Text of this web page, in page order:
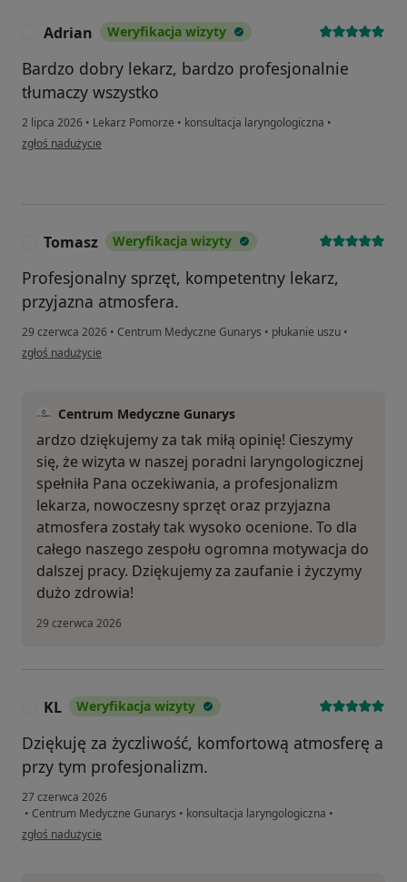
Adrian Weryfikacja wizyty
Bardzo dobry lekarz, bardzo profesjonalnie
tłumaczy wszystko
2 lipca 2026 • Lekarz Pomorze • konsultacja laryngologiczna •
w opinii użytkownika Adrian
zgłoś nadużycie
Tomasz Weryfikacja wizyty
Profesjonalny sprzęt, kompetentny lekarz,
przyjazna atmosfera.
29 czerwca 2026 • Centrum Medyczne Gunarys • płukanie uszu •
w opinii użytkownika Tomasz
zgłoś nadużycie
Centrum Medyczne Gunarys
ardzo dziękujemy za tak miłą opinię! Cieszymy
się, że wizyta w naszej poradni laryngologicznej
spełniła Pana oczekiwania, a profesjonalizm
lekarza, nowoczesny sprzęt oraz przyjazna
atmosfera zostały tak wysoko ocenione. To dla
całego naszego zespołu ogromna motywacja do
dalszej pracy. Dziękujemy za zaufanie i życzymy
dużo zdrowia!
29 czerwca 2026
KL Weryfikacja wizyty
Dziękuję za życzliwość, komfortową atmosferę a
przy tym profesjonalizm.
27 czerwca 2026
• Centrum Medyczne Gunarys • konsultacja laryngologiczna •
w opinii użytkownika KL
zgłoś nadużycie